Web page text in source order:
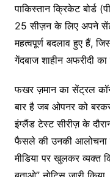
पाकिस्तान क्रिकेट बोर्ड
25 सीज़न के लिए अपने
महत्वपूर्ण बदलाव हुए हैं,
गेंदबाज शाहीन अफरीदी
फखर ज़मान का सेंट्रल
बार है जब ओपनर को
इंग्लैंड टेस्ट सीरीज़ के
फैसले की उनकी आलोचना
मीडिया पर खुलकर व्यक्त